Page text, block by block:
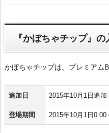
『かぼちゃチップ』
かぼちゃチップは、プレミアム
追加日 2015年10月1日追加
登場期間 2015年10月1日